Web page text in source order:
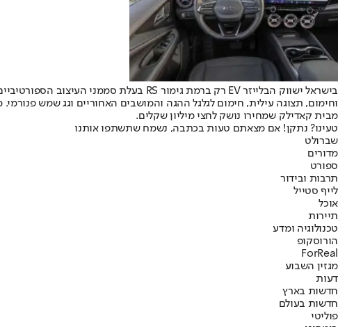
מבית קאדילק שמחירו נושק לחצי מיליון שקלים.
טעינו? נתקן! אם מצאתם טעות בכתבה, נשמח שתשתפו אותנו
שברולט
מדורים
ספורט
תרבות ובידור
לייף סטייל
אוכל
תיירות
טכנולוגיה ומדע
הורוסקופ
ForReal
מגזין השבוע
דעות
חדשות בארץ
חדשות בעולם
פוליטי